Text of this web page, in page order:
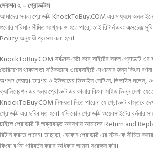
সেকশন ২ – প্রোডাক্টস
আমাদের সকল প্রোডাক্ট KnockToBuy.COM এর মাধ্যমে অনলাইনে
গুলোর পরিমান সীমিত সংখ্যক ও হতে পারে, তাই রিটার্ন এবং এক্সচেঞ্জ
Policy অনুযায়ী প্রসেস করা হবে।
KnockToBuy.COM সর্বাত্মক চেষ্টা করে সাইটের সকল প্রোডাক্ট
ভেরিয়েশন থাকলে তা সঠিকভাবে ওয়েবসাইটে দেখানোর জন্য কিংবা
অপশন দেয়ার। তারপর ও ইউজারের ডিভাইস সেটিংস, ডিভাইস মডেল,
ক্যালিব্রেশন এর জন্য প্রোডাক্ট এর কালার কিংবা সাইজ ভিন্ন দেখা
KnockToBuy.COM নিশ্চয়তা দিতে পারেনা যে প্রোডাক্ট বাস্তবে
প্রোডাক্ট এর ছবির মত হবে। যদি কোন প্রোডাক্ট ওয়েবসাইটের বর্ননার
চাইলে প্রোডাক্ট টি অব্যাবহৃত অবস্থায় আমাদের Return and
রিটার্ন করতে পারেন। তাছাড়া, যেকোন প্রোডাক্ট এর স্টক কে সীমিত
কিংবা বর্ণনা পরিবর্তন করার অধিকার আমরা সংরক্ষন করি।